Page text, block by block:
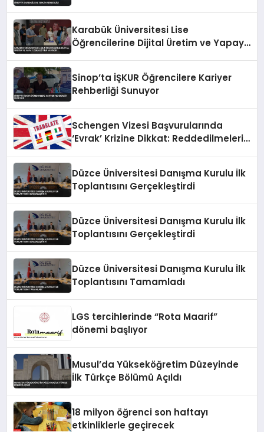
Karabük Üniversitesi Lise
Öğrencilerine Dijital Üretim ve Yapay
Sinop’ta İŞKUR Öğrencilere Kariyer
Rehberliği Sunuyor
Schengen Vizesi Başvurularında
‘Evrak’ Krizine Dikkat: Reddedilmelerin
Düzce Üniversitesi Danışma Kurulu İlk
Toplantısını Gerçekleştirdi
Düzce Üniversitesi Danışma Kurulu İlk
Toplantısını Gerçekleştirdi
Düzce Üniversitesi Danışma Kurulu İlk
Toplantısını Tamamladı
LGS tercihlerinde “Rota Maarif”
dönemi başlıyor
Musul’da Yükseköğretim Düzeyinde
İlk Türkçe Bölümü Açıldı
18 milyon öğrenci son haftayı
etkinliklerle geçirecek